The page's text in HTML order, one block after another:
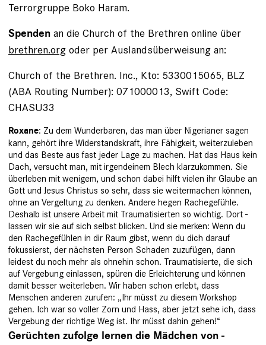
Terrorgruppe Boko Haram.
Spenden an die Church of the Brethren online über
brethren.org oder per Auslandsüberweisung an:
Church of the Brethren. Inc., Kto: 5330015065, BLZ
(ABA ­Routing Number): 071000013, Swift Code:
CHASU33
Roxane: Zu dem Wunderbaren, das man über Nigerianer sagen
kann, gehört ihre Widerstandskraft, ihre Fähigkeit, weiterzuleben
und das Beste aus fast jeder Lage zu machen. Hat das Haus kein
Dach, versucht man, mit irgendeinem Blech klarzukommen. Sie
überleben mit wenigem, und schon dabei hilft vielen ihr ­Glaube an
Gott und Jesus Christus so sehr, dass sie weitermachen können,
ohne an Vergeltung zu denken. Andere hegen Rachegefühle.
Deshalb ist unsere Arbeit mit Traumatisierten so wichtig. Dort ­
lassen wir sie auf sich selbst blicken. Und sie merken: Wenn du
den Rachegefühlen in dir Raum gibst, wenn du dich darauf
fokussierst, der nächsten Person Schaden zuzufügen, dann
leidest du noch mehr als ohnehin schon. Trauma­tisierte, die sich
auf Vergebung ein­lassen, spüren die Erleichterung und können
damit besser weiterleben. Wir haben schon erlebt, dass
Menschen anderen zurufen: „Ihr müsst zu diesem Workshop
gehen. Ich war so voller Zorn und Hass, aber jetzt sehe ich, dass
Vergebung der richtige Weg ist. Ihr müsst dahin gehen!“
Gerüchten zufolge lernen die Mädchen von ­